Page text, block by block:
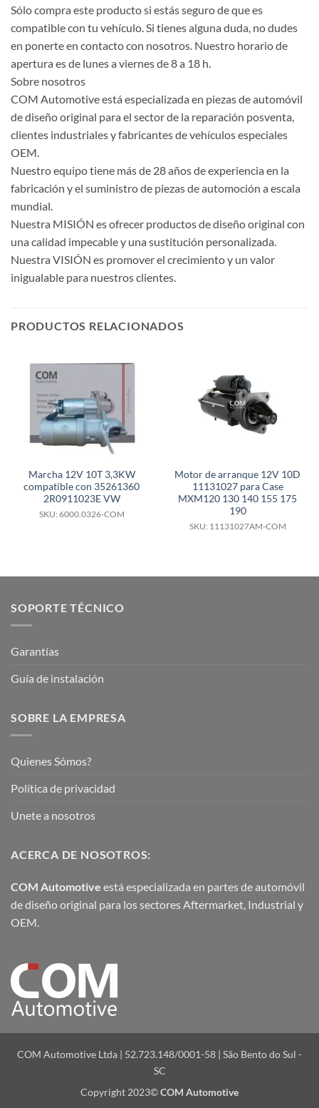
Sólo compra este producto si estás seguro de que es
compatible con tu vehículo. Si tienes alguna duda, no dudes
en ponerte en contacto con nosotros. Nuestro horario de
apertura es de lunes a viernes de 8 a 18 h.
Sobre nosotros
COM Automotive está especializada en piezas de automóvil
de diseño original para el sector de la reparación posventa,
clientes industriales y fabricantes de vehículos especiales
OEM.
Nuestro equipo tiene más de 28 años de experiencia en la
fabricación y el suministro de piezas de automoción a escala
mundial.
Nuestra MISIÓN es ofrecer productos de diseño original con
una calidad impecable y una sustitución personalizada.
Nuestra VISIÓN es promover el crecimiento y un valor
inigualable para nuestros clientes.
PRODUCTOS RELACIONADOS
Marcha 12V 10T 3,3KW
compatible con 35261360
2R0911023E VW
SKU: 6000.0326-COM
Motor de arranque 12V 10D
11131027 para Case
MXM120 130 140 155 175
190
SKU: 11131027AM-COM
SOPORTE TÉCNICO
Garantías
Guía de instalación
SOBRE LA EMPRESA
Quienes Sómos?
Política de privacidad
Unete a nosotros
ACERCA DE NOSOTROS:
COM Automotive está especializada en partes de automóvil
de diseño original para los sectores Aftermarket, Industrial y
OEM.
COM Automotive Ltda | 52.723.148/0001-58 | São Bento do Sul -
SC
Copyright 2023©COM Automotive